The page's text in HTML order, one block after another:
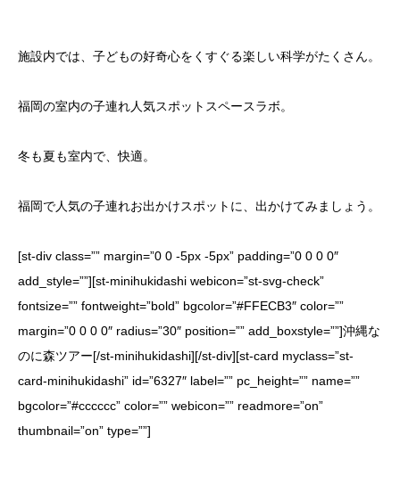
施設内では、子どもの好奇心をくすぐる楽しい科学がたくさん。
福岡の室内の子連れ人気スポットスペースラボ。
冬も夏も室内で、快適。
福岡で人気の子連れお出かけスポットに、出かけてみましょう。
[st-div class=”” margin=”0 0 -5px -5px” padding=”0 0 0 0″
add_style=””][st-minihukidashi webicon=”st-svg-check”
fontsize=”” fontweight=”bold” bgcolor=”#FFECB3″ color=””
margin=”0 0 0 0″ radius=”30″ position=”” add_boxstyle=””]沖縄な
のに森ツアー[/st-minihukidashi][/st-div][st-card myclass=”st-
card-minihukidashi” id=”6327″ label=”” pc_height=”” name=””
bgcolor=”#cccccc” color=”” webicon=”” readmore=”on”
thumbnail=”on” type=””]